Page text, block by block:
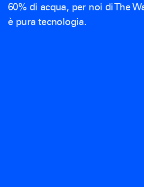
60% di acqua, per noi di The
è pura tecnologia.